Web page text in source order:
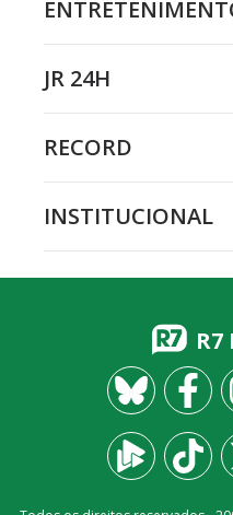
JR 24H
RECORD
INSTITUCIONAL
R7